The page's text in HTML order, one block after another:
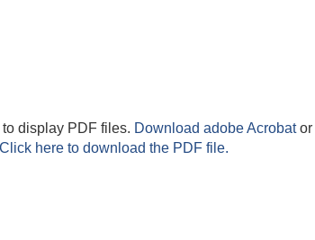
display PDF files. Download adobe Acrobator
Click here to download the PDF file.